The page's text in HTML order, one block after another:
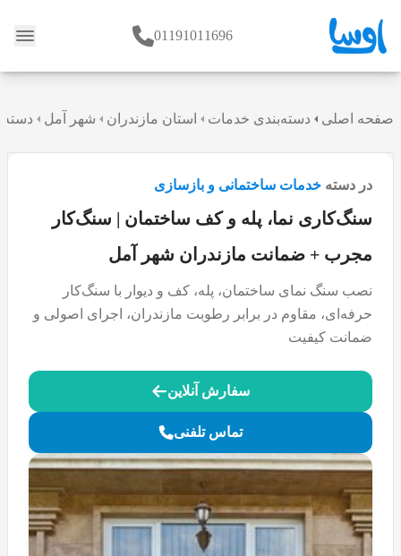
وبلاگ 01191011696
صفحه اصلی دسته‌بندی خدمات استان مازندران شهر آمل دسته
در دسته خدمات ساختمانی و بازسازی
سنگ‌کاری نما، پله و کف ساختمان | سنگ‌کار
مجرب + ضمانت مازندران شهر آمل
نصب سنگ نمای ساختمان، پله، کف و دیوار با سنگ‌کار
حرفه‌ای، مقاوم در برابر رطوبت مازندران، اجرای اصولی و
ضمانت کیفیت
سفارش آنلاین
تماس تلفنی